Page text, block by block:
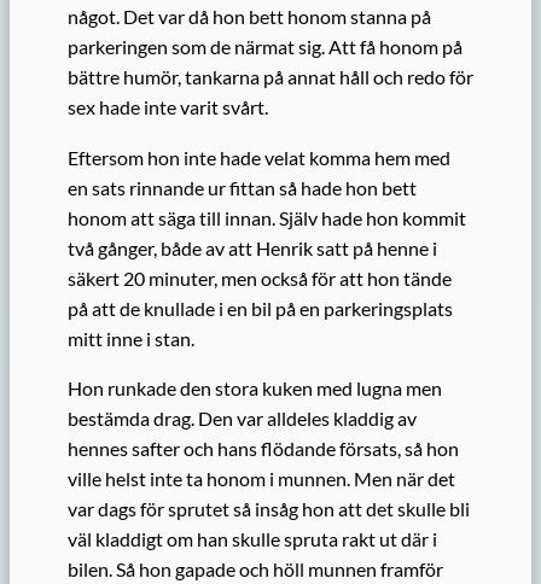
något. Det var då hon bett honom stanna på
parkeringen som de närmat sig. Att få honom på
bättre humör, tankarna på annat håll och redo för
sex hade inte varit svårt.
Eftersom hon inte hade velat komma hem med
en sats rinnande ur fittan så hade hon bett
honom att säga till innan. Själv hade hon kommit
två gånger, både av att Henrik satt på henne i
säkert 20 minuter, men också för att hon tände
på att de knullade i en bil på en parkeringsplats
mitt inne i stan.
Hon runkade den stora kuken med lugna men
bestämda drag. Den var alldeles kladdig av
hennes safter och hans flödande försats, så hon
ville helst inte ta honom i munnen. Men när det
var dags för sprutet så insåg hon att det skulle bli
väl kladdigt om han skulle spruta rakt ut där i
bilen. Så hon gapade och höll munnen framför